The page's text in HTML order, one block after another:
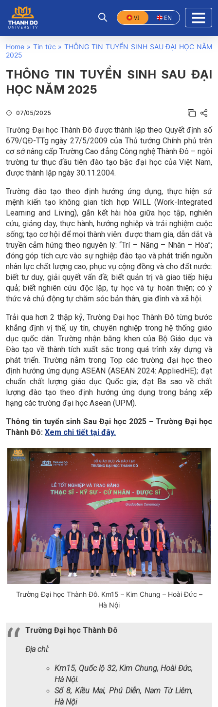
VI EN
Home » Tin tức »THÔNG TIN TUYỂN SINH SAU ĐẠI HỌC NĂM
2025
THÔNG TIN TUYỂN SINH SAU ĐẠI
HỌC NĂM 2025
07/05/2025
Trường Đại học Thành Đô được thành lập theo Quyết định số
679/QĐ-TTg ngày 27/5/2009 của Thủ tướng Chính phủ trên
cơ sở nâng cấp Trường Cao đẳng Công nghệ Thành Đô – ngôi
trường tư thục đầu tiên đào tạo bậc đại học của Việt Nam,
được thành lập ngày 30.11.2004.
Trường đào tạo theo định hướng ứng dụng, thực hiện sứ
mệnh kiến tạo không gian tích hợp WILL (Work-Integrated
Learning and Living), gắn kết hài hòa giữa học tập, nghiên
cứu, giảng dạy, thực hành, hướng nghiệp và trải nghiệm cuộc
sống; tạo cơ hội để mọi thành viên: được tham gia, dẫn dắt và
truyền cảm hứng theo nguyên lý: “Trí – Năng – Nhân – Hòa”;
đóng góp tích cực vào sự nghiệp đào tạo và phát triển nguồn
nhân lực chất lượng cao, phục vụ cộng đồng và cho đất nước:
biết tư duy, giải quyết vấn đề; biết quản trị và giao tiếp hiệu
quả; biết nghiên cứu độc lập, tự học và tự hoàn thiện; có ý
thức và chủ động tự chăm sóc bản thân, gia đình và xã hội.
Trải qua hơn 2 thập kỷ, Trường Đại học Thành Đô từng bước
khẳng định vị thế, uy tín, chuyên nghiệp trong hệ thống giáo
dục quốc dân. Trường nhận bằng khen của Bộ Giáo dục và
Đào tạo về thành tích xuất sắc trong quá trình xây dựng và
phát triển. Trường nằm trong Top các trường đại học theo
định hướng ứng dụng ASEAN (ASEAN 2024: AppliedHE); đạt
chuẩn chất lượng giáo dục Quốc gia; đạt Ba sao về chất
lượng đào tạo theo định hướng ứng dụng trong bảng xếp
hạng các trường đại học Asean (UPM).
Thông tin tuyển sinh Sau Đại học 2025 – Trường Đại học
Thành Đô: Xem chi tiết tại đây.
Trường Đại học Thành Đô. Km15 – Kim Chung – Hoài Đức –
Hà Nội
Trường Đại học Thành Đô
Địa chỉ:
Km15, Quốc lộ 32, Kim Chung, Hoài Đức,
Hà Nội.
Số 8, Kiều Mai, Phú Diễn, Nam Từ Liêm,
Hà Nội